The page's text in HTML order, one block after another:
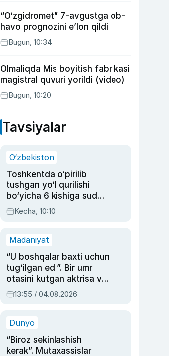
“O‘zgidromet” 7-avgustga ob-
havo prognozini e’lon qildi
Bugun, 10:34
Olmaliqda Mis boyitish fabrikasi
magistral quvuri yorildi (video)
Bugun, 10:20
Tavsiyalar
O‘zbekiston
Toshkentda o‘pirilib
tushgan yo‘l qurilishi
bo‘yicha 6 kishiga sud
hukmi o‘qildi
Kecha, 10:10
Madaniyat
“U boshqalar baxti uchun
tug‘ilgan edi”. Bir umr
otasini kutgan aktrisa va
dublyaj ustasi Rimma
Ahmedovaning
13:55 / 04.08.2026
Dunyo
“Biroz sekinlashish
kerak”. Mutaxassislar